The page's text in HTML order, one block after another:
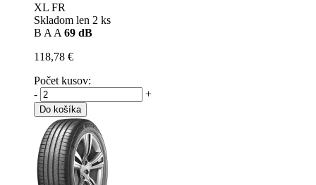
XL FR
Skladom len 2 ks
B A A 69 dB
118,78 €
Počet kusov:
-
+
Do košíka